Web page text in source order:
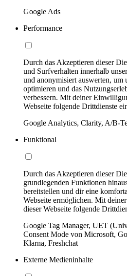
Google Ads
Performance
Durch das Akzeptieren dieser
und Surfverhalten innerhalb
und anonymisiert auswerten, um
optimieren und das
verbessern. Mit deiner
Webseite folgende Drittdienste
Google Analytics, Clarity, A/B-
Funktional
Durch das Akzeptieren dieser
grundlegenden Funktionen
bereitstellen und dir eine
Webseite ermöglichen. Mit
dieser Webseite folgende
Google Tag Manager, UET
Consent Mode von Microsoft,
Klarna, Freshchat
Externe Medieninhalte